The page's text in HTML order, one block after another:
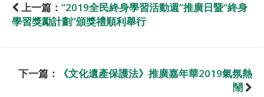
上一篇： “2019全民終身學習活動週”推廣日暨“終身
學習獎勵計劃”頒獎禮順利舉行
下一篇：
《文化遺產保護法》推廣嘉年華2019氣氛熱
鬧